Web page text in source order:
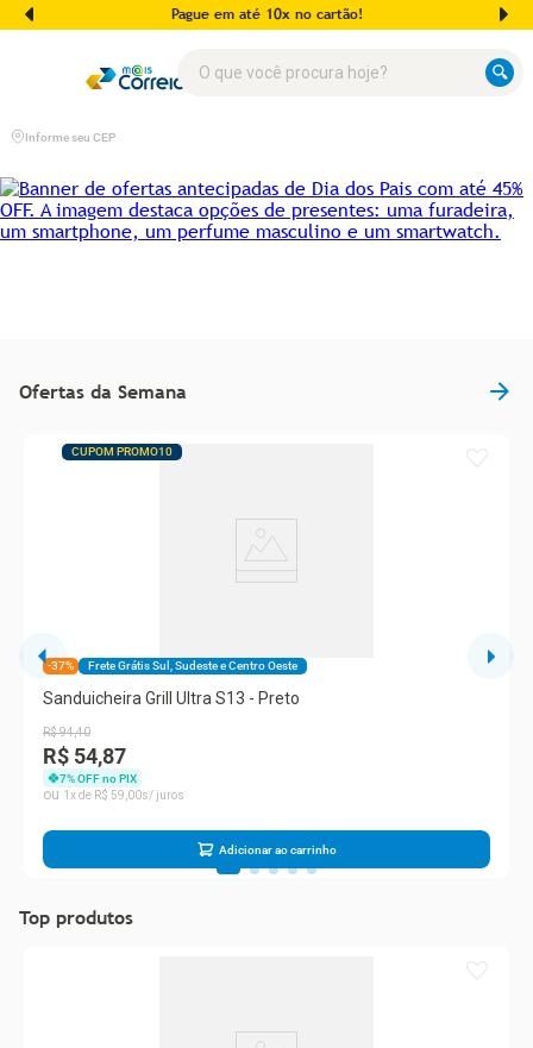
Pague em até 10x no cartão!
Informe seu CEP
Ofertas da Semana
CUPOM PROMO10
-37% Frete Grátis Sul, Sudeste e Centro Oeste
Sanduicheira Grill Ultra S13 - Preto
R$94,40
R$ 54,87
7% OFF no PIX
1
R$ 59 00
Adicionar ao carrinho
Top produtos